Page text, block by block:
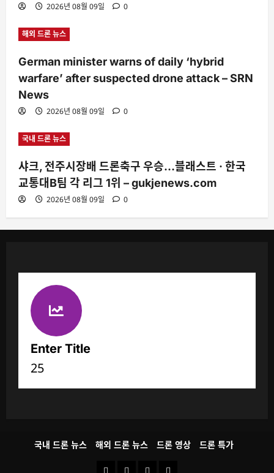
2026년 08월 09일 0
해외 드론 뉴스
German minister warns of daily ‘hybrid
warfare’ after suspected drone attack – SRN
News
2026년 08월 09일 0
국내 드론 뉴스
샤크, 전주시장배 드론축구 우승…블래스트 · 한국
교통대B팀 각 리그 1위 – gukjenews.com
2026년 08월 09일 0
Enter Title
25
국내 드론 뉴스 해외 드론 뉴스 드론 영상 드론 특가
국 해 드 드